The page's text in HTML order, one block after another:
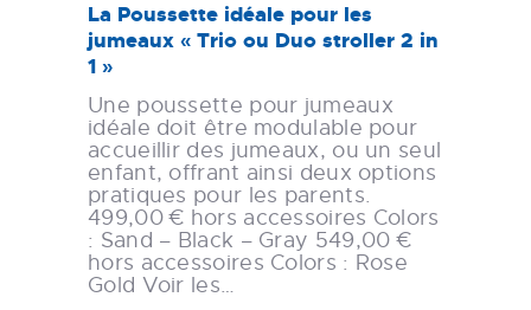
La Poussette idéale pour les
jumeaux « Trio ou Duo stroller 2 in
1 »
Une poussette pour jumeaux
idéale doit être modulable pour
accueillir des jumeaux, ou un seul
enfant, offrant ainsi deux options
pratiques pour les parents.
499,00 € hors accessoires Colors
: Sand – Black – Gray 549,00 €
hors accessoires Colors : Rose
Gold Voir les…